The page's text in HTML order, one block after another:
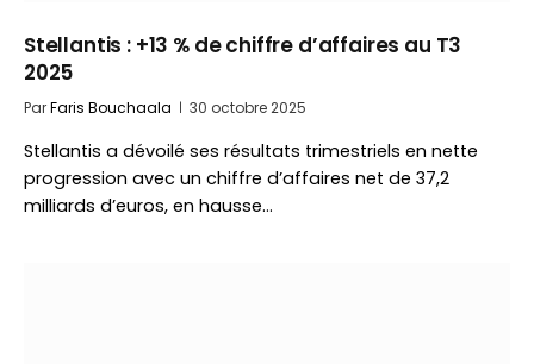
Stellantis : +13 % de chiffre d’affaires au T3
2025
ParFaris Bouchaala 30 octobre 2025
Stellantis a dévoilé ses résultats trimestriels en nette
progression avec un chiffre d’affaires net de 37,2
milliards d’euros, en hausse…